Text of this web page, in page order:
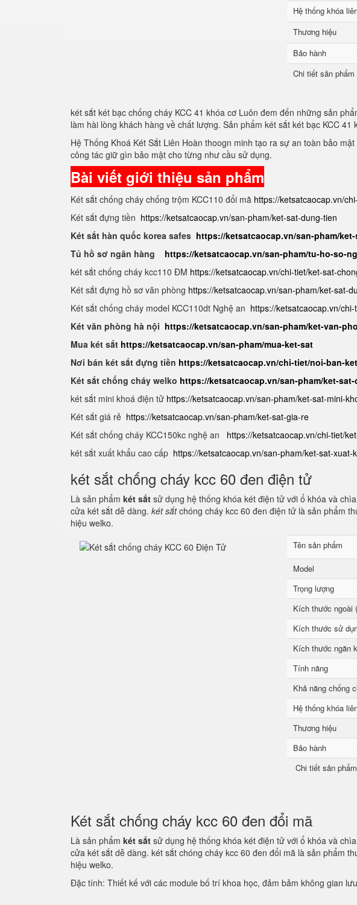
Hệ thống khóa
Thương hiệu
Bảo hành
Chi tiết sản phẩm
két sắt két bạc chống cháy KCC 41 khóa cơ Luôn đem đến những sản
làm hài lòng khách hàng về chất lượng. Sản phẩm két sắt két bạc KCC
Hệ Thống Khoá Két Sắt Liên Hoàn thoogn minh tạo ra sự an toàn bảo
công tác giữ gìn bảo mật cho từng như cầu sử dụng.
Bài viết giới thiệu sản phẩm
Két sắt chống cháy chống trộm KCC110 đổi mã https://ketsatcaocap.vn/
Két sắt đựng tiền https://ketsatcaocap.vn/san-pham/ket-sat-dung-tien
Két sắt hàn quốc korea safes https://ketsatcaocap.vn/san-pham/
Tủ hồ sơ ngân hàng https://ketsatcaocap.vn/san-pham/tu-ho-so-
két sắt chống cháy kcc110 ĐM https://ketsatcaocap.vn/chi-tiet/ket-sat-
Két sắt đựng hồ sơ văn phòng https://ketsatcaocap.vn/san-pham/ket-sat-
Két sắt chống cháy model KCC110dt Nghệ an https://ketsatcaocap.vn/
Két văn phòng hà nội https://ketsatcaocap.vn/san-pham/ket-van-
Mua két sắt https://ketsatcaocap.vn/san-pham/mua-ket-sat
Nơi bán két sắt đựng tiền https://ketsatcaocap.vn/chi-tiet/noi-ban-
Két sắt chống cháy welko https://ketsatcaocap.vn/san-pham/ket-
két sắt mini khoá điện tử https://ketsatcaocap.vn/san-pham/ket-sat-mini-
Két sắt giá rẻ https://ketsatcaocap.vn/san-pham/ket-sat-gia-re
Két sắt chống cháy KCC150kc nghệ an https://ketsatcaocap.vn/chi-tiet/
két sắt xuất khẩu cao cấp https://ketsatcaocap.vn/san-pham/ket-sat-xuat-
két sắt chống cháy kcc 60 đen điện tử
Là sản phẩm két sắt sử dụng hệ thống khóa két điện tử với ổ khóa và
cửa két sắt dễ dàng. két sắtchóng cháy kcc 60 đen điện tử là sản phẩm
hiệu welko.
Tên sản phẩm
Model
Trọng lượng
Kích thước ngoài
Kích thước sử
Kích thước ngăn
Tính năng
Khả năng chống
Hệ thống khóa
Thương hiệu
Bảo hành
Chi tiết sản phẩm
Két sắt chống cháy kcc 60 đen đổi mã
Là sản phẩm két sắt sử dụng hệ thống khóa két điện tử với ổ khóa và
cửa két sắt dễ dàng. két sắt chóng cháy kcc 60 đen đổi mã là sản phẩm
hiệu welko.
Đặc tính: Thiết kế với các module bố trí khoa học, đảm bảm không gian